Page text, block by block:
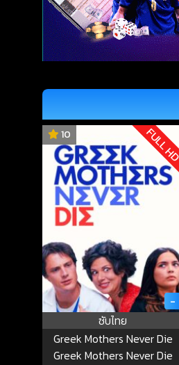
10 FULL
-
ซับไทย
Greek Mothers Never Die
Greek Mothers Never Die